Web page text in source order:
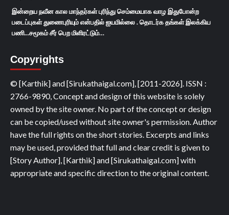
இன்றைய நவீன கால மாந்தர்கள் புரிந்து செம்மையாக வாழ இதுபோன்ற
படைப்புகள் துணைபுரியும் என்பதில் ஐயமில்லை . தொடர்க தங்கள் இலக்கிய
பணி...சமூகம் சீர் பெற மிளிரட்டும்…
Copyrights
© [Karthik] and [Sirukathaigal.com], [2011-2026]. ISSN :
2766-9890, Concept and design of this website is solely
owned by the site owner. No part of the concept or design
can be copied/used without site owner's permission. Author
have the full rights on the short stories. Excerpts and links
may be used, provided that full and clear credit is given to
[Story Author], [Karthik] and [Sirukathaigal.com] with
appropriate and specific direction to the original content.